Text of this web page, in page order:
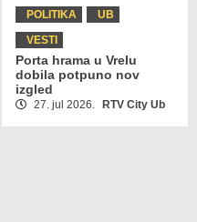
POLITIKA
UB
VESTI
Porta hrama u Vrelu
dobila potpuno nov
izgled
27. jul 2026. RTV City Ub